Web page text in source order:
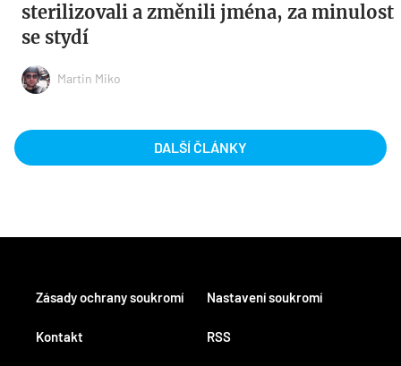
sterilizovali a změnili jména, za minulost
se stydí
Martin Miko
DALŠÍ ČLÁNKY
Kontakt RSS
Zásady ochrany soukromí Nastavení soukromí